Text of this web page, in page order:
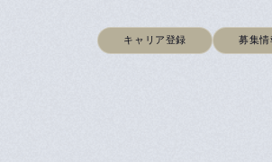
キャリア登録 募集情